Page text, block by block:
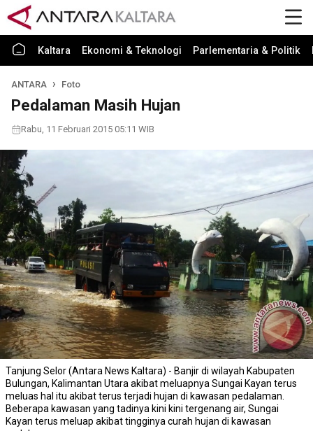
Kaltara Ekonomi & Teknologi Parlementaria & Politik
ANTARA Foto
Pedalaman Masih Hujan
Rabu, 11 Februari 2015 05:11 WIB
Tanjung Selor (Antara News Kaltara) - Banjir di wilayah Kabupaten
Bulungan, Kalimantan Utara akibat meluapnya Sungai Kayan terus
meluas hal itu akibat terus terjadi hujan di kawasan pedalaman.
Beberapa kawasan yang tadinya kini kini tergenang air, Sungai
Kayan terus meluap akibat tingginya curah hujan di kawasan